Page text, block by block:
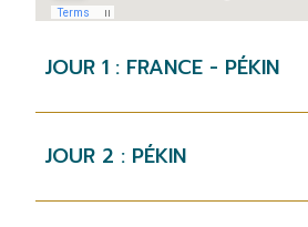
JOUR 1 : FRANCE - PÉKIN
JOUR 2 : PÉKIN